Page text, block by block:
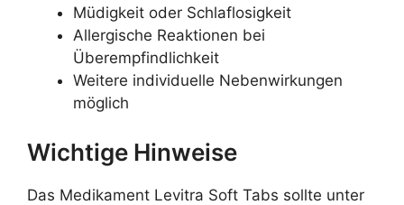
Müdigkeit oder Schlaflosigkeit
Allergische Reaktionen bei
Überempfindlichkeit
Weitere individuelle Nebenwirkungen
möglich
Wichtige Hinweise
Das Medikament Levitra Soft Tabs sollte unter